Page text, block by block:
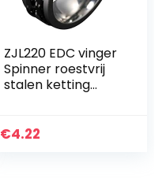
ZJL220 EDC vinger
Spinner roestvrij
stalen ketting
8
€4.22